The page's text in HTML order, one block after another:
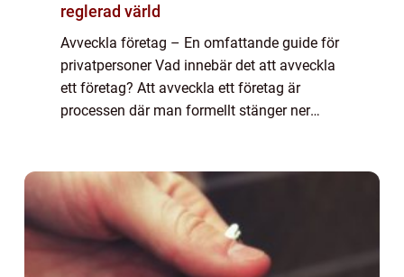
reglerad värld
Avveckla företag – En omfattande guide för
privatpersoner Vad innebär det att avveckla
ett företag? Att avveckla ett företag är
processen där man formellt stänger ner
pro...